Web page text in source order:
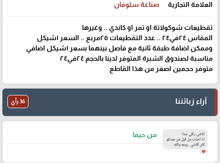
العلامة التجارية صناعة سلوفان
تقطيعات شوكولاتة او تمر او كاندي .. وغيرها
المقاس ٢٤في٢٤ .. عدد التقطيعات ٢٥مربع .. السعر ١شيكل
وممكن اضافة طبقة ثانية مع فاصل بينهما بسعر ١شيكل اضافي
مناسبة لصندوق الشبرة المتوفر لدينا بالحجم ٢٤في٢٤
متوفر حجمين اصغر من هذا القاطع
آراء زبائننا 36 رأي
من حيفا